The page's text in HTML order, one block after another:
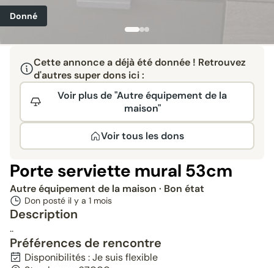
Donné
Cette annonce a déjà été donnée ! Retrouvez
d'autres super dons ici :
Voir plus de "Autre équipement de la
maison"
Voir tous les dons
Porte serviette mural 53cm
Autre équipement de la maison · Bon état
Don posté il y a 1 mois
Description
..
Préférences de rencontre
Disponibilités : Je suis flexible